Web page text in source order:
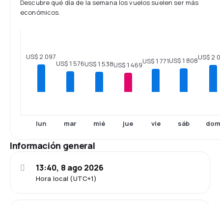
Descubre qué día de la semana los vuelos suelen ser más
económicos.
US$ 2 097
lun
US$ 1 576
mar
US$ 1 538
mié
US$ 1 469
jue
US$ 1 771
vie
US$ 1 808
sáb
US$ 2
dom
Información general
Hora local (UTC+1)
13:40, 8 ago 2026